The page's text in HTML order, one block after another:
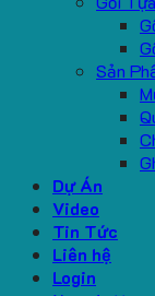
Sản
Dự Án
Video
Tin Tức
Liên hệ
Login